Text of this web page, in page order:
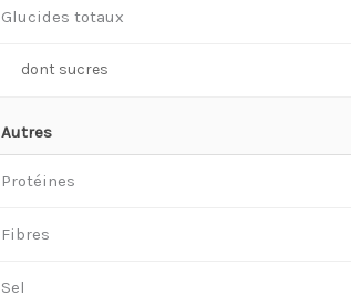
Glucides totaux
dont sucres
Autres
Protéines
Fibres
Sel